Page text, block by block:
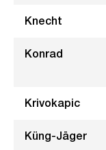
Knecht
Konrad
Krivokapic
Küng-Jäger